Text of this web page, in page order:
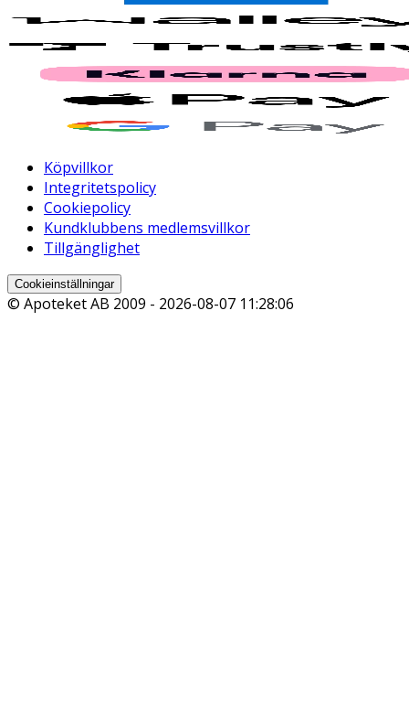
Köpvillkor
Integritetspolicy
Cookiepolicy
Kundklubbens medlemsvillkor
Tillgänglighet
Cookieinställningar
© Apoteket AB 2009 - 2026-08-07 11:28:06